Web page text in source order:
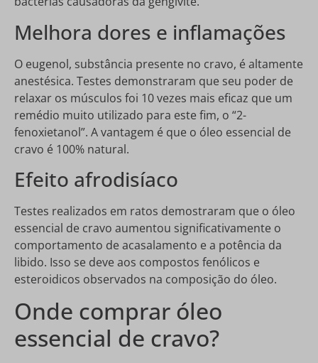
Melhora dores e inflamações
O eugenol, substância presente no cravo, é altamente
anestésica. Testes demonstraram que seu poder de
relaxar os músculos foi 10 vezes mais eficaz que um
remédio muito utilizado para este fim, o “2-
fenoxietanol”. A vantagem é que o óleo essencial de
cravo é 100% natural.
Efeito afrodisíaco
Testes realizados em ratos demostraram que o óleo
essencial de cravo aumentou significativamente o
comportamento de acasalamento e a potência da
libido. Isso se deve aos compostos fenólicos e
esteroidicos observados na composição do óleo.
Onde comprar óleo
essencial de cravo?